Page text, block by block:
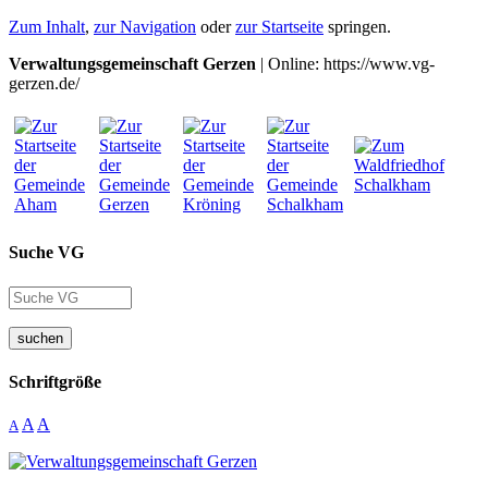
Zum Inhalt, zur Navigation oderzur Startseite springen.
Verwaltungsgemeinschaft Gerzen | Online: https://www.vg-
gerzen.de/
Suche VG
suchen
Schriftgröße
A A A